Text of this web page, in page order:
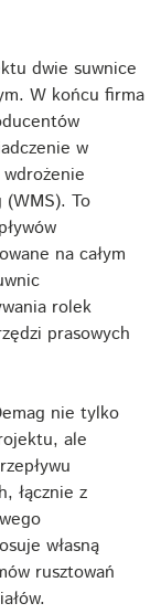
dwie suwnice
W końcu firma
w
(WMS). To
na całym
rolek
prasowych
nie tylko
ale
łącznie z
własną
rusztowań